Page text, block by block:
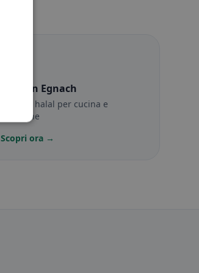
in Egnach
Opzioni halal per cucina e
posizione
Scopri ora →